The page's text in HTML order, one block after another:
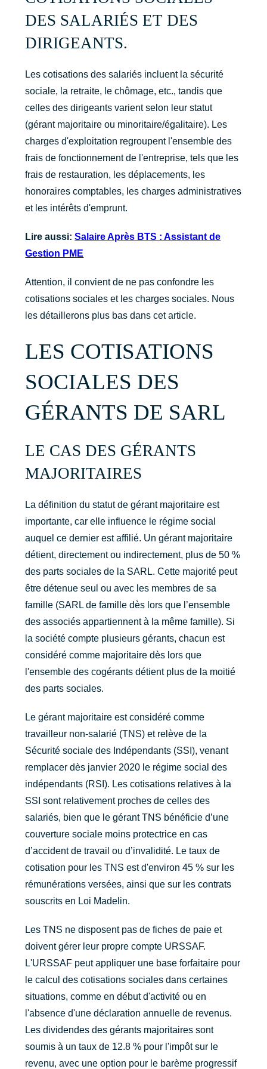
DES SALARIÉS ET DES
DIRIGEANTS.
Les cotisations des salariés incluent la sécurité
sociale, la retraite, le chômage, etc., tandis que
celles des dirigeants varient selon leur statut
(gérant majoritaire ou minoritaire/égalitaire). Les
charges d'exploitation regroupent l'ensemble des
frais de fonctionnement de l'entreprise, tels que les
frais de restauration, les déplacements, les
honoraires comptables, les charges administratives
et les intérêts d'emprunt.
Lire aussi:Salaire Après BTS : Assistant de
Gestion PME
Attention, il convient de ne pas confondre les
cotisations sociales et les charges sociales. Nous
les détaillerons plus bas dans cet article.
LES COTISATIONS
SOCIALES DES
GÉRANTS DE SARL
LE CAS DES GÉRANTS
MAJORITAIRES
La définition du statut de gérant majoritaire est
importante, car elle influence le régime social
auquel ce dernier est affilié. Un gérant majoritaire
détient, directement ou indirectement, plus de 50 %
des parts sociales de la SARL. Cette majorité peut
être détenue seul ou avec les membres de sa
famille (SARL de famille dès lors que l’ensemble
des associés appartiennent à la même famille). Si
la société compte plusieurs gérants, chacun est
considéré comme majoritaire dès lors que
l'ensemble des cogérants détient plus de la moitié
des parts sociales.
Le gérant majoritaire est considéré comme
travailleur non-salarié (TNS) et relève de la
Sécurité sociale des Indépendants (SSI), venant
remplacer dès janvier 2020 le régime social des
indépendants (RSI). Les cotisations relatives à la
SSI sont relativement proches de celles des
salariés, bien que le gérant TNS bénéficie d’une
couverture sociale moins protectrice en cas
d’accident de travail ou d’invalidité. Le taux de
cotisation pour les TNS est d'environ 45 % sur les
rémunérations versées, ainsi que sur les contrats
souscrits en Loi Madelin.
Les TNS ne disposent pas de fiches de paie et
doivent gérer leur propre compte URSSAF.
L'URSSAF peut appliquer une base forfaitaire pour
le calcul des cotisations sociales dans certaines
situations, comme en début d'activité ou en
l'absence d'une déclaration annuelle de revenus.
Les dividendes des gérants majoritaires sont
soumis à un taux de 12.8 % pour l'impôt sur le
revenu, avec une option pour le barème progressif